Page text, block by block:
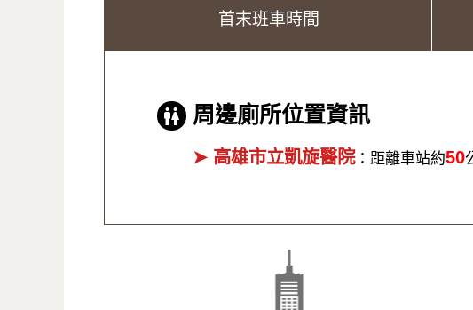
首末班車時間
周邊廁所位置資訊
➤ 高雄市立凱旋醫院：距離車站約50